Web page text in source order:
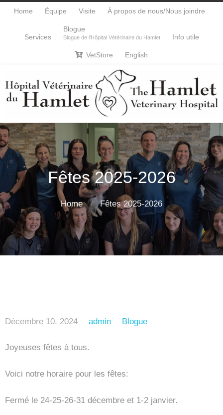
Home Équipe Visite À propos de nous/Nous joindre
Services
Blogue
Blogue de l’Hôpital Vétérinaire du Hamlet Info utile
 VetStore English
Fêtes 2025-2026
Home Fêtes 2025-2026
Décembre 10, 2024 admin Blogue
Joyeuses fêtes à tous.
Voici notre horaire pour les fêtes:
Fermé le 24-25-26-31 décembre et 1-2 janvier.